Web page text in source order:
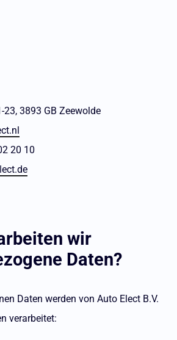
23, 3893 GB Zeewolde
20 10
wir
Daten?
Daten werden von Auto Elect B.V.
verarbeitet: